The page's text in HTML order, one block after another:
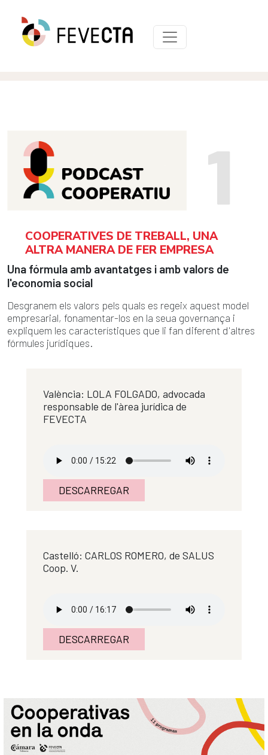
1
COOPERATIVES DE TREBALL, UNA
ALTRA MANERA DE FER EMPRESA
Una fórmula amb avantatges i amb valors de
l'economia social
Desgranem els valors pels quals es regeix aquest model
empresarial, fonamentar-los en la seua governança i
expliquem les característiques que li fan diferent d'altres
fórmules jurídiques.
València: LOLA FOLGADO, advocada
responsable de l'àrea jurídica de
FEVECTA
DESCARREGAR
Castelló: CARLOS ROMERO, de SALUS
Coop. V.
DESCARREGAR